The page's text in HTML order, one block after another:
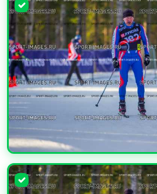
УВЕЛИЧИТЬ